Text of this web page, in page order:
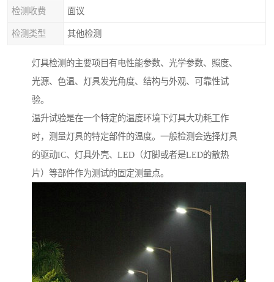
检测收费 面议
检测类型 其他检测
灯具检测的主要项目有电性能参数、光学参数、照度、
光源、色温、灯具发光角度、结构与外观、可靠性试
验。
温升试验是在一个特定的温度环境下灯具大功耗工作
时，测量灯具的特定部件的温度。一般检测会选择灯具
的驱动IC、灯具外壳、LED（灯脚或者是LED的散热
片）等部件作为测试的固定测量点。